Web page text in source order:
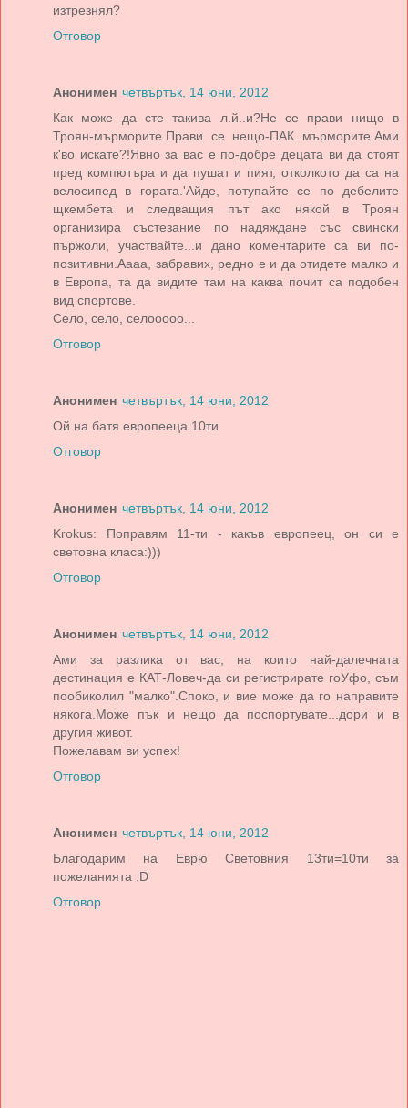
изтрезнял?
Отговор
Анонимен четвъртък, 14 юни, 2012
Как може да сте такива л.й..и?Не се прави нищо в
Троян-мърморите.Прави се нещо-ПАК мърморите.Ами
к'во искате?!Явно за вас е по-добре децата ви да стоят
пред компютъра и да пушат и пият, отколкото да са на
велосипед в гората.'Айде, потупайте се по дебелите
щкембета и следващия път ако някой в Троян
организира състезание по надяждане със свински
пържоли, участвайте...и дано коментарите са ви по-
позитивни.Аааа, забравих, редно е и да отидете малко и
в Европа, та да видите там на каква почит са подобен
вид спортове.
Село, село, селооооо...
Отговор
Анонимен четвъртък, 14 юни, 2012
Ой на батя европееца 10ти
Отговор
Анонимен четвъртък, 14 юни, 2012
Krokus: Поправям 11-ти - какъв европеец, он си е
световна класа:)))
Отговор
Анонимен четвъртък, 14 юни, 2012
Ами за разлика от вас, на които най-далечната
дестинация е КАТ-Ловеч-да си регистрирате гоУфо, съм
пообиколил "малко".Споко, и вие може да го направите
някога.Може пък и нещо да поспортувате...дори и в
другия живот.
Пожелавам ви успех!
Отговор
Анонимен четвъртък, 14 юни, 2012
Благодарим на Еврю Световния 13ти=10ти за
пожеланията :D
Отговор